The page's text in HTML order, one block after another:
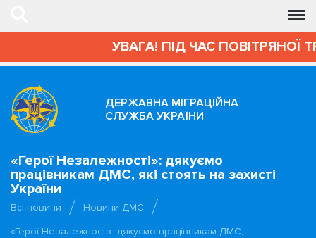
УВАГА! ПІД ЧАС ПОВІТРЯНОЇ
ДЕРЖАВНА МІГРАЦІЙНА
СЛУЖБА УКРАЇНИ
«Герої Незалежності»: дякуємо
працівникам ДМС, які стоять на захисті
України
Всі новини
Новини ДМС
«Герої Незалежності»: дякуємо працівникам ДМС,…